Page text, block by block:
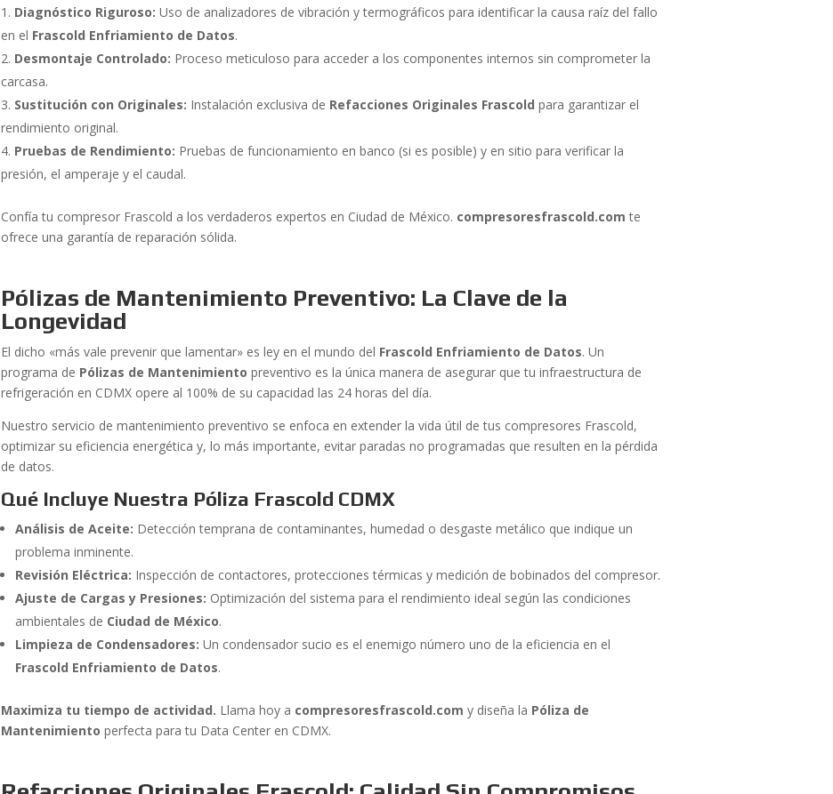
Diagnóstico Riguroso: Uso de analizadores de vibración y termográficos para identificar la causa raíz del fallo
en el Frascold Enfriamiento de Datos.
Desmontaje Controlado: Proceso meticuloso para acceder a los componentes internos sin comprometer la
carcasa.
Sustitución con Originales: Instalación exclusiva de Refacciones Originales Frascold para garantizar el
rendimiento original.
Pruebas de Rendimiento: Pruebas de funcionamiento en banco (si es posible) y en sitio para verificar la
presión, el amperaje y el caudal.
Confía tu compresor Frascold a los verdaderos expertos en Ciudad de México. compresoresfrascold.com te
ofrece una garantía de reparación sólida.
Pólizas de Mantenimiento Preventivo: La Clave de la
Longevidad
El dicho «más vale prevenir que lamentar» es ley en el mundo del Frascold Enfriamiento de Datos. Un
programa de Pólizas de Mantenimiento preventivo es la única manera de asegurar que tu infraestructura de
refrigeración en CDMX opere al 100% de su capacidad las 24 horas del día.
Nuestro servicio de mantenimiento preventivo se enfoca en extender la vida útil de tus compresores Frascold,
optimizar su eficiencia energética y, lo más importante, evitar paradas no programadas que resulten en la pérdida
de datos.
Qué Incluye Nuestra Póliza Frascold CDMX
Análisis de Aceite: Detección temprana de contaminantes, humedad o desgaste metálico que indique un
problema inminente.
Revisión Eléctrica: Inspección de contactores, protecciones térmicas y medición de bobinados del compresor.
Ajuste de Cargas y Presiones: Optimización del sistema para el rendimiento ideal según las condiciones
ambientales de Ciudad de México.
Limpieza de Condensadores: Un condensador sucio es el enemigo número uno de la eficiencia en el
Frascold Enfriamiento de Datos.
Maximiza tu tiempo de actividad. Llama hoy a compresoresfrascold.com y diseña la Póliza de
Mantenimiento perfecta para tu Data Center en CDMX.